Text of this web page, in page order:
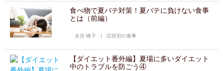
食べ物で夏バテ対策！夏バテに負けない食事
とは（前編）
永吉 峰子 |症状別の食事
【ダイエット番外編】夏場に多いダイエット
中のトラブルを防ごう④